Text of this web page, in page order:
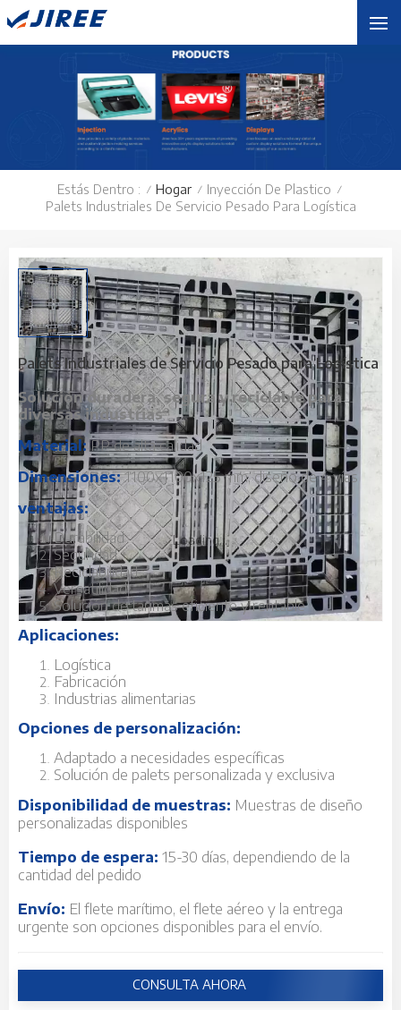
Estás Dentro : / Hogar / Inyección De Plastico /
Palets Industriales De Servicio Pesado Para Logística
Loading...
Palets Industriales de Servicio Pesado para Logística
Solución duradera, segura y reciclable para
diversas industrias
Material: PP de alta calidad
Dimensiones:1100x1100x125 mm, diseño de 4 vías
ventajas:
Durabilidad
Seguridad
Reciclabilidad
Versatilidad
Solución de tarimas eficiente y rentable
Aplicaciones:
Logística
Fabricación
Industrias alimentarias
Opciones de personalización:
Adaptado a necesidades específicas
Solución de palets personalizada y exclusiva
Disponibilidad de muestras: Muestras de diseño
personalizadas disponibles
Tiempo de espera: 15-30 días, dependiendo de la
cantidad del pedido
Envío: El flete marítimo, el flete aéreo y la entrega
urgente son opciones disponibles para el envío.
CONSULTA AHORA